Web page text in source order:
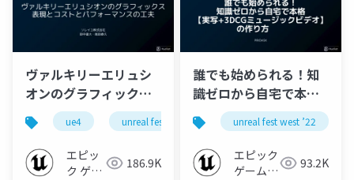
ヴァルキリーエリュシ
オンのグラフィックス
表現とコストとパフォ
ーマンスの工夫
【UNREAL FEST WEST
’22】
ue4 unreal fest ue-rendering ue-optimize
エピッ
ク ゲー
186.9K
誰でも始められる！知
識ゼロから自宅で本格
【実写+3DCGミュージ
ックビデオ】の作り方
【UNREAL FEST WEST
’22】
unreal fest west ’22
エピック
ゲームズ
93.2K